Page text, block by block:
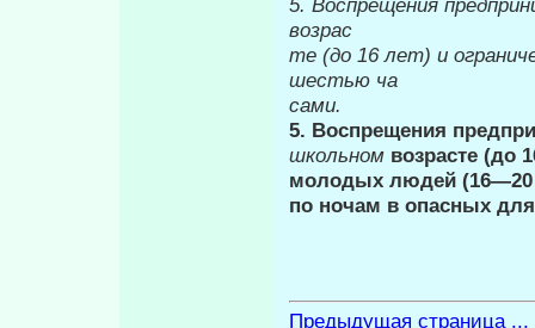
5. Воспрещения
возрас­
те (до 16 лет) и
шестью ча­
сами.
5. Воспрещения
школьном воз­расте (до
молодых людей (16—20
по ночам в опасных
Предыдущая страница ...